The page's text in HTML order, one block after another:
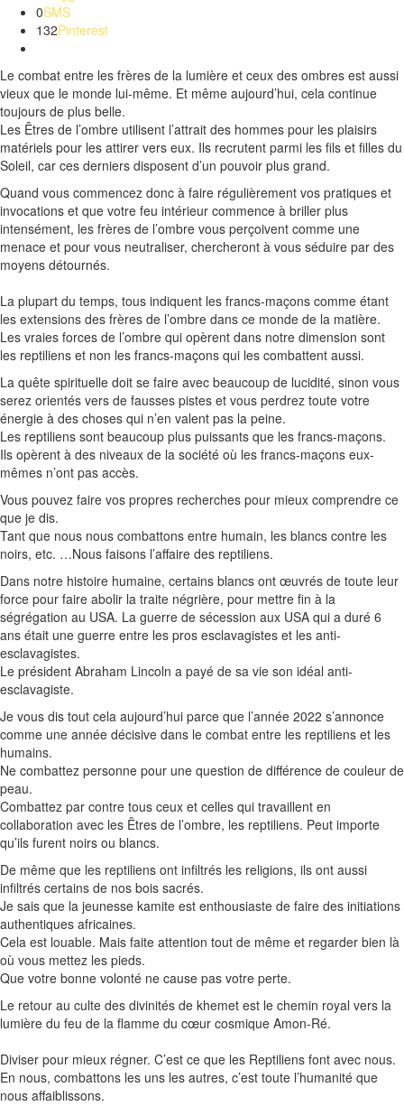
0SMS
132Pinterest
Le combat entre les frères de la lumière et ceux des ombres est aussi
vieux que le monde lui-même. Et même aujourd’hui, cela continue
toujours de plus belle.
Les Êtres de l’ombre utilisent l’attrait des hommes pour les plaisirs
matériels pour les attirer vers eux. Ils recrutent parmi les fils et filles du
Soleil, car ces derniers disposent d’un pouvoir plus grand.
Quand vous commencez donc à faire régulièrement vos pratiques et
invocations et que votre feu intérieur commence à briller plus
intensément, les frères de l’ombre vous perçoivent comme une
menace et pour vous neutraliser, chercheront à vous séduire par des
moyens détournés.
La plupart du temps, tous indiquent les francs-maçons comme étant
les extensions des frères de l’ombre dans ce monde de la matière.
Les vraies forces de l’ombre qui opèrent dans notre dimension sont
les reptiliens et non les francs-maçons qui les combattent aussi.
La quête spirituelle doit se faire avec beaucoup de lucidité, sinon vous
serez orientés vers de fausses pistes et vous perdrez toute votre
énergie à des choses qui n’en valent pas la peine.
Les reptiliens sont beaucoup plus puissants que les francs-maçons.
Ils opèrent à des niveaux de la société où les francs-maçons eux-
mêmes n’ont pas accès.
Vous pouvez faire vos propres recherches pour mieux comprendre ce
que je dis.
Tant que nous nous combattons entre humain, les blancs contre les
noirs, etc. …Nous faisons l’affaire des reptiliens.
Dans notre histoire humaine, certains blancs ont œuvrés de toute leur
force pour faire abolir la traite négrière, pour mettre fin à la
ségrégation au USA. La guerre de sécession aux USA qui a duré 6
ans était une guerre entre les pros esclavagistes et les anti-
esclavagistes.
Le président Abraham Lincoln a payé de sa vie son idéal anti-
esclavagiste.
Je vous dis tout cela aujourd’hui parce que l’année 2022 s’annonce
comme une année décisive dans le combat entre les reptiliens et les
humains.
Ne combattez personne pour une question de différence de couleur de
peau.
Combattez par contre tous ceux et celles qui travaillent en
collaboration avec les Êtres de l’ombre, les reptiliens. Peut importe
qu’ils furent noirs ou blancs.
De même que les reptiliens ont infiltrés les religions, ils ont aussi
infiltrés certains de nos bois sacrés.
Je sais que la jeunesse kamite est enthousiaste de faire des initiations
authentiques africaines.
Cela est louable. Mais faite attention tout de même et regarder bien là
où vous mettez les pieds.
Que votre bonne volonté ne cause pas votre perte.
Le retour au culte des divinités de khemet est le chemin royal vers la
lumière du feu de la flamme du cœur cosmique Amon-Ré.
Diviser pour mieux régner. C’est ce que les Reptiliens font avec nous.
En nous, combattons les uns les autres, c’est toute l’humanité que
nous affaiblissons.